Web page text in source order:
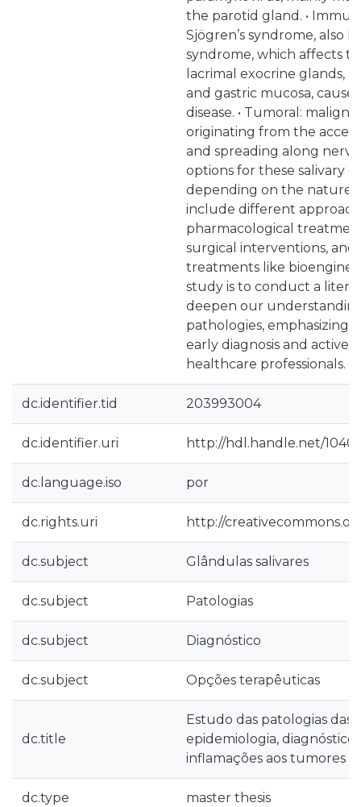
the parotid gland. •
Sjögren’s syndrome, also
syndrome, which affects
lacrimal exocrine glands,
and gastric mucosa,
disease. • Tumoral:
originating from the
and spreading along
options for these salivary
depending on the nature
include different
pharmacological
surgical interventions, and
treatments like
study is to conduct a
deepen our
pathologies, emphasizing
early diagnosis and active
healthcare professionals.
dc.identifier.tid 203993004
dc.identifier.uri http://hdl.handle.net/
dc.language.iso por
dc.rights.uri http://
dc.subject Glândulas salivares
dc.subject Patologias
dc.subject Diagnóstico
dc.subject Opções terapêuticas
dc.title
Estudo das patologias das
epidemiologia, diagnóstico
inflamações aos tumores
dc.type master thesis